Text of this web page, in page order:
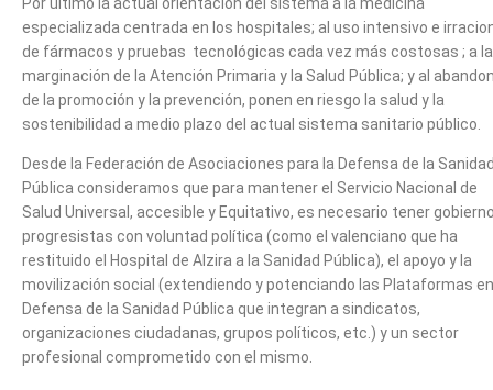
Por último la actual orientación del sistema a la medicina
especializada centrada en los hospitales; al uso intensivo e
de fármacos y pruebas tecnológicas cada vez más costosas ; a la
marginación de la Atención Primaria y la Salud Pública; y al
de la promoción y la prevención, ponen en riesgo la salud y la
sostenibilidad a medio plazo del actual sistema sanitario público.
Desde la Federación de Asociaciones para la Defensa de la
Pública consideramos que para mantener el Servicio Nacional de
Salud Universal, accesible y Equitativo, es necesario tener
progresistas con voluntad política (como el valenciano que ha
restituido el Hospital de Alzira a la Sanidad Pública), el apoyo y la
movilización social (extendiendo y potenciando las Plataformas en
Defensa de la Sanidad Pública que integran a sindicatos,
organizaciones ciudadanas, grupos políticos, etc.) y un sector
profesional comprometido con el mismo.